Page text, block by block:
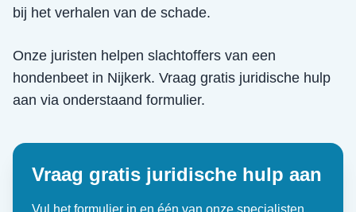
bij het verhalen van de schade.
Onze juristen helpen slachtoffers van een
hondenbeet in Nijkerk. Vraag gratis juridische hulp
aan via onderstaand formulier.
Vraag gratis juridische hulp aan
Vul het formulier in en één van onze specialisten